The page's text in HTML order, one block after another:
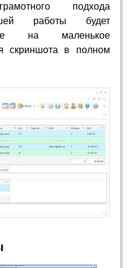
подхода
работы будет
на маленькое
скриншота в полном